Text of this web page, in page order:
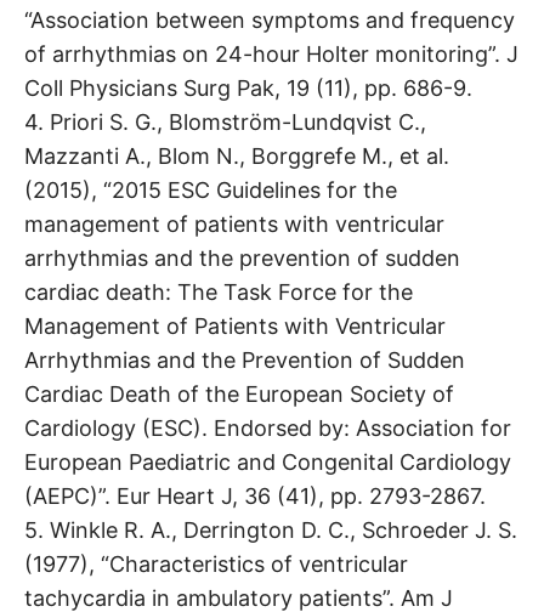
“Association between symptoms and frequency
of arrhythmias on 24-hour Holter monitoring”. J
Coll Physicians Surg Pak, 19 (11), pp. 686-9.
4. Priori S. G., Blomström-Lundqvist C.,
Mazzanti A., Blom N., Borggrefe M., et al.
(2015), “2015 ESC Guidelines for the
management of patients with ventricular
arrhythmias and the prevention of sudden
cardiac death: The Task Force for the
Management of Patients with Ventricular
Arrhythmias and the Prevention of Sudden
Cardiac Death of the European Society of
Cardiology (ESC). Endorsed by: Association for
European Paediatric and Congenital Cardiology
(AEPC)”. Eur Heart J, 36 (41), pp. 2793-2867.
5. Winkle R. A., Derrington D. C., Schroeder J. S.
(1977), “Characteristics of ventricular
tachycardia in ambulatory patients”. Am J